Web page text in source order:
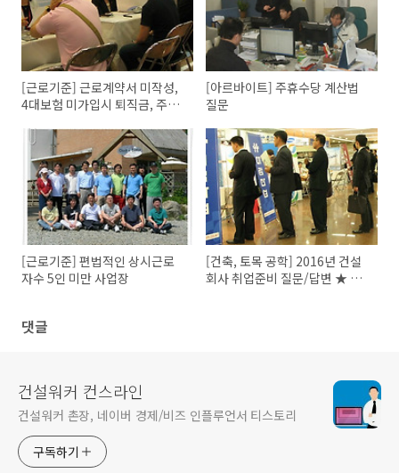
[근로기준] 근로계약서 미작성,
4대보험 미가입시 퇴직금, 주휴
[아르바이트] 주휴수당 계산법
질문
[근로기준] 편법적인 상시근로
자수 5인 미만 사업장
[건축, 토목 공학] 2016년 건설
회사 취업준비 질문/답변 ★ 건
댓글
건설워커 컨스라인
건설워커 촌장, 네이버 경제/비즈 인플루언서 티스토리
구독하기